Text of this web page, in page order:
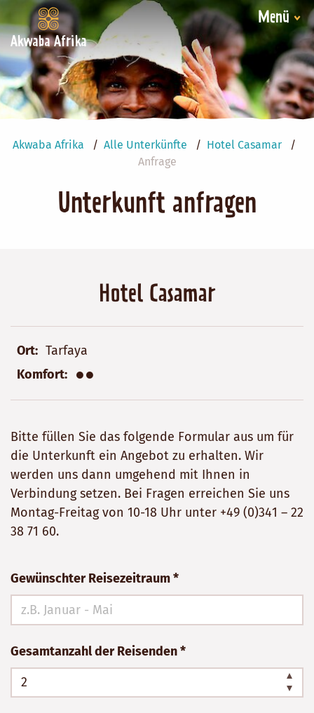
Akwaba Afrika
Menü
Akwaba Afrika Alle Unterkünfte
Hotel Casamar
Anfrage
Unterkunft anfragen
Hotel Casamar
Ort
Tarfaya
Komfort
●●
Bitte füllen Sie das folgende Formular aus um für
die Unterkunft ein Angebot zu erhalten. Wir
werden uns dann umgehend mit Ihnen in
Verbindung setzen. Bei Fragen erreichen Sie uns
Montag-Freitag von 10-18 Uhr unter +49 (0)341 – 22
38 71 60.
Bitte
nicht
ausfüllen!
Gewünschter Reisezeitraum *
Gesamtanzahl der Reisenden *